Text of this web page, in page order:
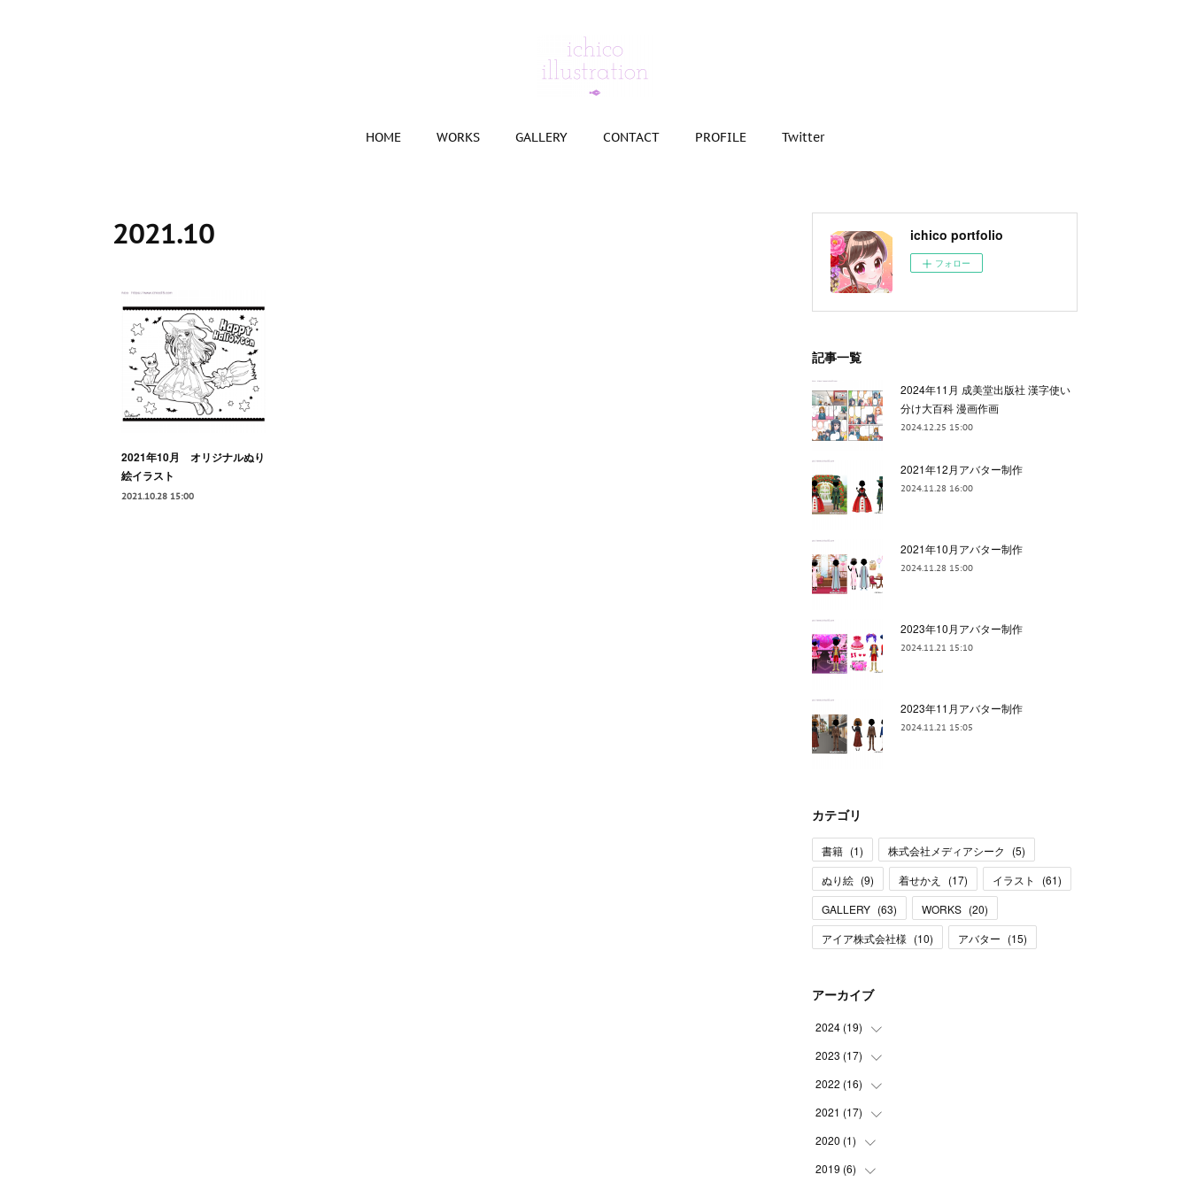
HOME WORKS GALLERY CONTACT PROFILE Twitter
2021.10
2021年10月 オリジナルぬり
絵イラスト
2021.10.28 15:00
ichico portfolio
フォロー
記事一覧
2024年11月 成美堂出版社 漢字使い
分け大百科 漫画作画
2024.12.25 15:00
2021年12月アバター制作
2024.11.28 16:00
2021年10月アバター制作
2024.11.28 15:00
2023年10月アバター制作
2024.11.21 15:10
2023年11月アバター制作
2024.11.21 15:05
カテゴリ
書籍 (1) 株式会社メディアシーク (5)
ぬり絵 (9) 着せかえ (17) イラスト (61)
GALLERY (63) WORKS (20)
アイア株式会社様 (10) アバター (15)
アーカイブ
2024 (19)
(1
(5
(1
(
)
(
)
2023 (17)
(2
(1
(
)
(
)
2022 (16)
(1
(
)
(
)
2021 (17)
(
)
(
)
2020 (1)
(
)
2019 (6)